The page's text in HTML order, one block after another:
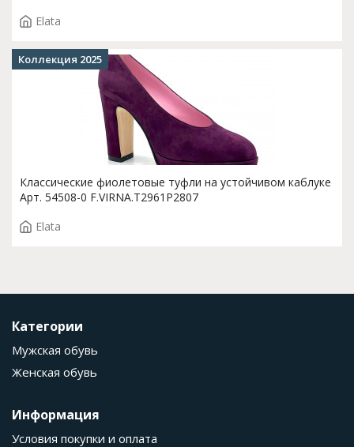
Elata
Классические фиолетовые туфли на устойчивом каблуке
Арт. 54508-0 F.VIRNA.T2961P2807
Elata
Коллекция 2025
Категории
Мужская обувь
Женская обувь
Информация
Условия покупки и оплата